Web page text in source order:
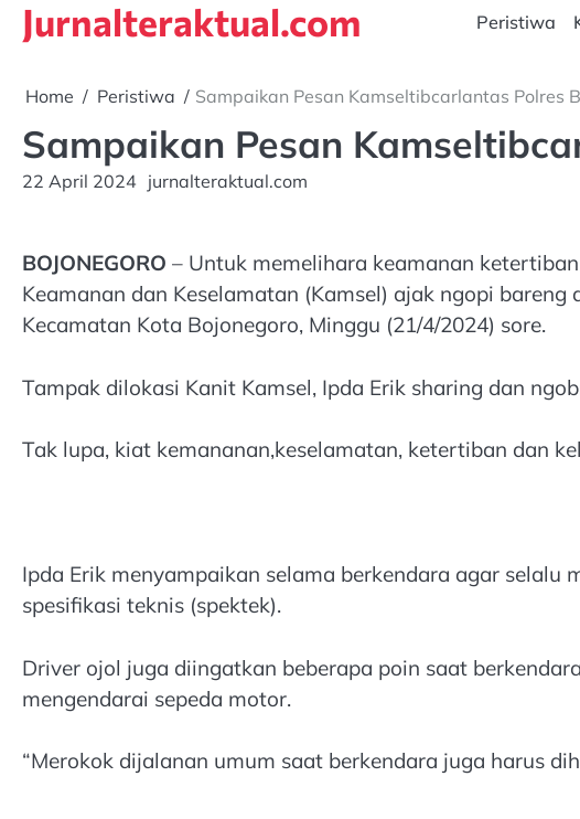
SkipJurnalteraktual.com Peristiwa
Home Peristiwa Sampaikan Pesan Kamseltibcarlantas Polres
Sampaikan Pesan
22 April 2024 jurnalteraktual.com
BOJONEGORO – Untuk memelihara keamanan
Keamanan dan Keselamatan (Kamsel) ajak ngopi
Kecamatan Kota Bojonegoro, Minggu (21/4/2024) sore.
Tampak dilokasi Kanit Kamsel, Ipda Erik sharing dan
Tak lupa, kiat kemananan,keselamatan, ketertiban dan
Ipda Erik menyampaikan selama berkendara agar
spesifikasi teknis (spektek).
Driver ojol juga diingatkan beberapa poin saat
mengendarai sepeda motor.
“Merokok dijalanan umum saat berkendara juga harus